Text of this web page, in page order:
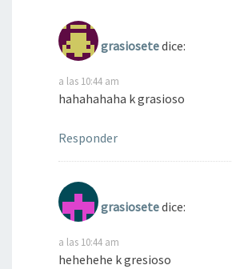
grasiosetedice:
a las 10:44 am
hahahahaha k grasioso
Responder
grasiosetedice:
a las 10:44 am
hehehehe k gresioso